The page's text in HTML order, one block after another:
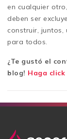
en cualquier
deben ser
construir, juntos,
para todos.
¿Te gustó el
blog! Haga